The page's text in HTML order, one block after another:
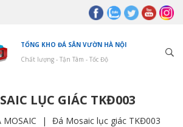
TỔNG KHO ĐÁ SÂN VƯỜN HÀ NỘI
Chất lượng - Tận Tâm - Tốc Độ
LỤC GIÁC TKĐ003
MOSAIC | Đá Mosaic lục giác TKĐ003